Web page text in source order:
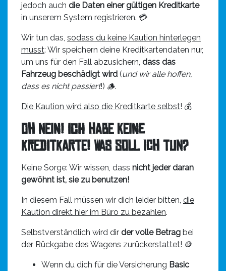
jedoch auch die Daten einer gültigen Kreditkarte
in unserem System registrieren. 💳
Wir tun das, sodass du keine Kaution hinterlegen
musst: Wir speichern deine Kreditkartendaten nur,
um uns für den Fall abzusichern, dass das
Fahrzeug beschädigt wird (und wir alle hoffen,
dass es nicht passiert!) 🪵.
Die Kaution wird also die Kreditkarte selbst! 💰
Oh nein! Ich habe keine
Kreditkarte! Was soll ich tun?
Keine Sorge: Wir wissen, dass nicht jeder daran
gewöhnt ist, sie zu benutzen!
In diesem Fall müssen wir dich leider bitten, die
Kaution direkt hier im Büro zu bezahlen.
Selbstverständlich wird dir der volle Betrag bei
der Rückgabe des Wagens zurückerstattet! 🪙
Wenn du dich für die Versicherung Basic